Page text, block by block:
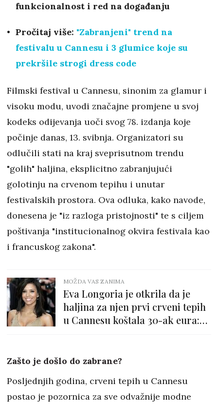
funkcionalnost i red na događanju
Pročitaj više: "Zabranjeni" trend na
festivalu u Cannesu i 3 glumice koje su
prekršile strogi dress code
Filmski festival u Cannesu, sinonim za glamur i
visoku modu, uvodi značajne promjene u svoj
kodeks odijevanja uoči svog 78. izdanja koje
počinje danas, 13. svibnja. Organizatori su
odlučili stati na kraj sveprisutnom trendu
"golih" haljina, eksplicitno zabranjujući
golotinju na crvenom tepihu i unutar
festivalskih prostora. Ova odluka, kako navode,
donesena je "iz razloga pristojnosti" te s ciljem
poštivanja "institucionalnog okvira festivala kao
i francuskog zakona".
MOŽDA VAS ZANIMA
Eva Longoria je otkrila da je
haljina za njen prvi crveni tepih
u Cannesu koštala 30-ak eura:
Zašto je došlo do zabrane?
Posljednjih godina, crveni tepih u Cannesu
postao je pozornica za sve odvažnije modne